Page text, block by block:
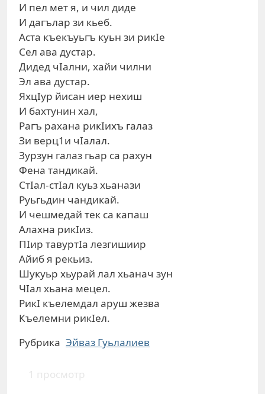
И пел мет я, и чил диде
И дагълар зи кьеб.
Аста къекъуьгъ куьн зи рикIе
Сел ава дустар.
Дидед чIални, хайи чилни
Эл ава дустар.
ЯхцIур йисан иер нехиш
И бахтунин хал,
Рагъ рахана рикIихъ галаз
Зи верц1и чIалал.
Зурзун галаз гьар са рахун
Фена тандикай.
СтIал-стIал куьз хьанази
Руьгьдин чандикай.
И чешмедай тек са капаш
Алахна рикIиз.
ПIир тавуртIа лезгишиир
Айиб я рекьиз.
Шукуьр хьурай лал хьанач зун
ЧIал хьана мецел.
РикI къелемдал аруш жезва
Къелемни рикIел.
Рубрика Эйваз Гуьлалиев
1 просмотр